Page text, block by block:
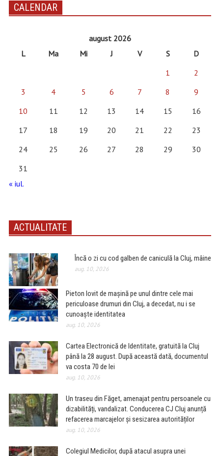
CALENDAR
august 2026
L
Ma Mi J V S
D
1
2
3
4 5 6 7 8
9
10
11 12 13 14 15
16
17
18 19 20 21 22
23
24
25 26 27 28 29
30
31
« iul.
ACTUALITATE
Încă o zi cu cod galben de caniculă la Cluj, mâine
aug. 10, 2026
Pieton lovit de mașină pe unul dintre cele mai
periculoase drumuri din Cluj, a decedat, nu i se
cunoaște identitatea
aug. 10, 2026
Cartea Electronică de Identitate, gratuită la Cluj
până la 28 august. După această dată, documentul
va costa 70 de lei
aug. 10, 2026
Un traseu din Făget, amenajat pentru persoanele cu
dizabilități, vandalizat. Conducerea CJ Cluj anunță
refacerea marcajelor și sesizarea autorităților
aug. 10, 2026
Colegiul Medicilor, după atacul asupra unei